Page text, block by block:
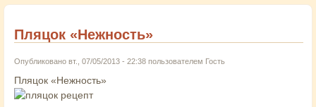
Пляцок «Нежность»
Опубликовано вт., 07/05/2013 - 22:38 пользователем Гость
Пляцок «Нежность»